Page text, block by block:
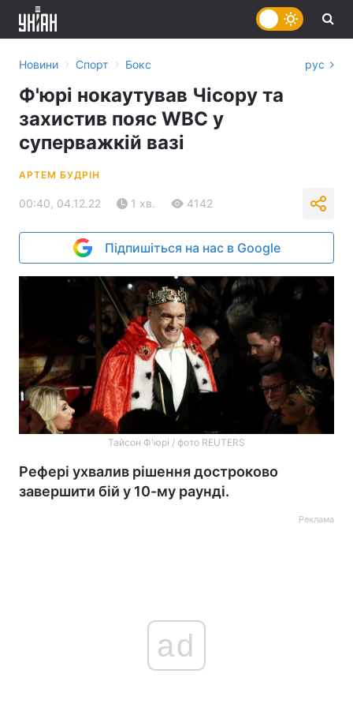
Новини › Спорт › Бокс рус
Ф'юрі нокаутував Чісору та
захистив пояс WBC у
суперважкій вазі
АРТЕМ БУДРІН
00:40, 04.12.22 1 хв. 4142
Підпишіться на нас в Google
Тайсон Ф'юрі / фото REUTERS
Рефері ухвалив рішення достроково
завершити бій у 10-му раунді.
Реклама
ad